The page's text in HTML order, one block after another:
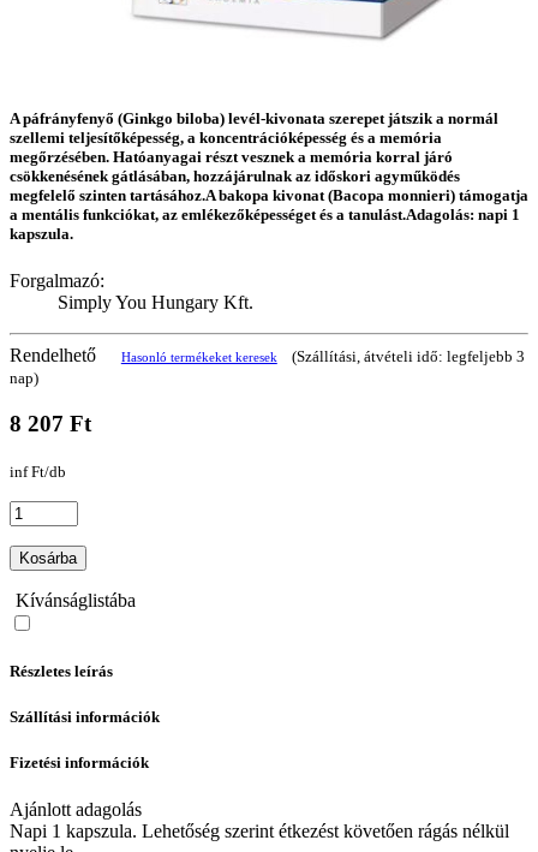
A páfrányfenyő (Ginkgo biloba) levél-kivonata szerepet játszik a normál
szellemi teljesítőképesség, a koncentrációképesség és a memória
megőrzésében. Hatóanyagai részt vesznek a memória korral járó
csökkenésének gátlásában, hozzájárulnak az időskori agyműködés
megfelelő szinten tartásához.A bakopa kivonat (Bacopa monnieri) támogatja
a mentális funkciókat, az emlékezőképességet és a tanulást.Adagolás: napi 1
kapszula.
Forgalmazó:
Simply You Hungary Kft.
Rendelhető Hasonló termékeket keresek
(Szállítási, átvételi idő: legfeljebb 3
nap)
8 207 Ft
inf Ft/db
Kosárba
Kívánságlistába
Részletes leírás
Szállítási információk
Fizetési információk
Ajánlott adagolás
Napi 1 kapszula. Lehetőség szerint étkezést követően rágás nélkül